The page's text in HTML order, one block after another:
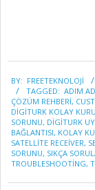
09-
08
BY: FREETEKNOLOJI
TAGGED: ADIM
ÇÖZÜM REHBERI,
DIGITURK KOLAY
SORUNU, DIGITURK
BAĞLANTISI, KOLAY
SATELLITE RECEIVER,
SORUNU, SIKÇA
TROUBLESHOOTING,